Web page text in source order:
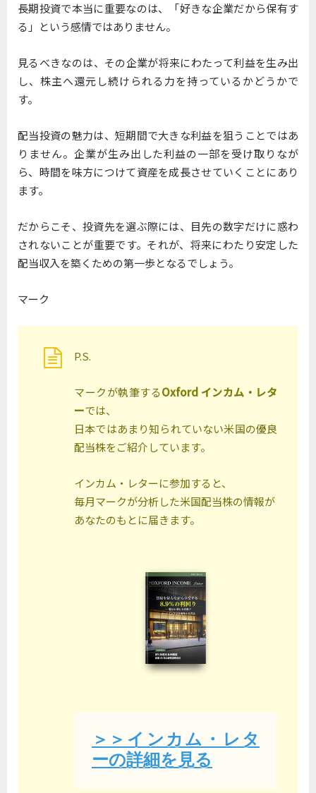
長期投資で本当に重要なのは、「好きな企業だから保有す
る」という感情ではありません。
見るべきなのは、その企業が将来にわたって利益を生み出
し、株主へ還元し続けられる力を持っているかどうかで
す。
配当投資の魅力は、短期間で大きな利益を狙うことではあ
りません。企業が生み出した利益の一部を受け取りなが
ら、時間を味方につけて資産を成長させていくことにあり
ます。
だからこそ、投資先を選ぶ際には、目先の数字だけに惑わ
されないことが重要です。それが、将来にわたり安定した
配当収入を築くための第一歩となるでしょう。
マーク
P.S.
マークが執筆するOxford インカム・レタ
ーでは、
日本ではあまり知られていない米国の優良
配当株をご紹介しています。
インカム・レターに参加すると、
毎月マークが分析した米国配当株の情報が
あなたのもとに届きます。
＞＞インカム・レタ
ーの詳細を見る